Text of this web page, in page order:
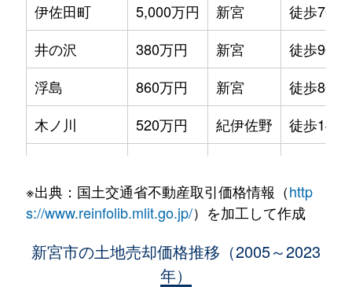
伊佐田町
5,000万円 新宮
徒歩7分
井の沢
380万円 新宮
徒歩9分
浮島
860万円 新宮
徒歩8分
木ノ川
520万円 紀伊佐野
徒歩14分
熊野川町日足
200万円 新宮
徒歩2時
3,000万円
※出典：国土交通省不動産取引価格情報（http
s://www.reinfolib.mlit.go.jp/）を加工して作成
新宮市の土地売却価格推移（2005～2023
年）